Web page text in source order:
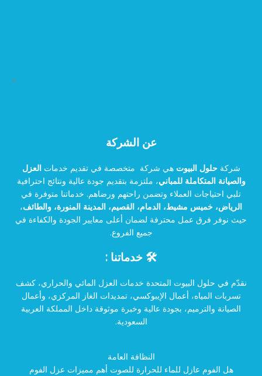
>
عن الشركة
شركةحلول البيوت هي شركة متخصصة في تقديم خدماتالعزل
والصيانة المتكاملة للمباني، ملتزمة بتقديم جودة عالية ونتائج احترافية
تلبي احتياجات العملاء وتضمن راحتهم ورضاهم. خدماتنا متوفرة في
الرياض، خميس مشيط، الدمام، القصيم، المدينة المنورة، والطائف،
حيث نوفر فرق عمل محترفة لضمان أعلى معايير الجودة والكفاءة في
جميع الفروع.
🛠️ خدماتنا :
نقدّم في حلول البيوت المتحدة خدمات العزل المائي والحراري، كشف
تسربات المياه، أعمال الإيبوكسي، تمديدات الغاز المركزي، وأعمال
الصيانة والترميم، بجودة عالية وخبرة موثوقة داخل المملكة العربية
السعودية.
النظافة العامة
هل الفوم عازل للماء للحرارة للصوت أهم مميزات عزل الفوم